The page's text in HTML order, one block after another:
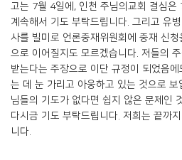
고는 7월 4일에, 인천 주님의교회 결심은
계속해서 기도 부탁드립니다. 그리고 유
사를 빌미로 언론중재위원회에 중재 신
으로 이어질지도 모르겠습니다. 저들의
받는다는 주장으로 이단 규정이 되었음
는 데 눈 가리고 아웅하고 있는 것으로
님들의 기도가 없다면 쉽지 않은 문제인
다시금 기도 부탁드립니다. 저희는 끝까
니다.